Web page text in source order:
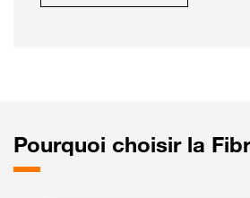
Pourquoi choisir la